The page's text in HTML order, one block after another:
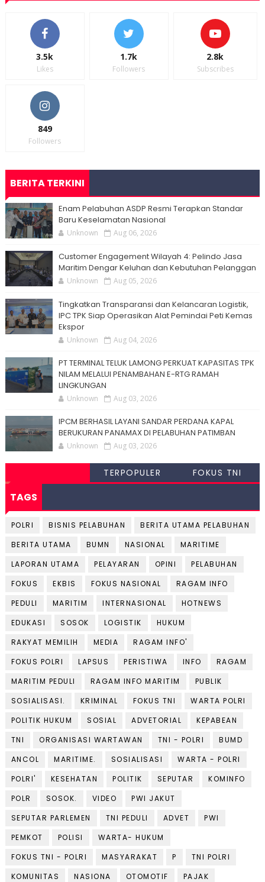
3.5k
Likes
1.7k
Followers
2.8k
Subscribes
849
Followers
BERITA TERKINI
Enam Pelabuhan ASDP Resmi Terapkan Standar
Baru Keselamatan Nasional
Unknown Aug 06, 2026
Customer Engagement Wilayah 4: Pelindo Jasa
Maritim Dengar Keluhan dan Kebutuhan Pelanggan
Unknown Aug 05, 2026
Tingkatkan Transparansi dan Kelancaran Logistik,
IPC TPK Siap Operasikan Alat Pemindai Peti Kemas
Ekspor
Unknown Aug 04, 2026
PT TERMINAL TELUK LAMONG PERKUAT KAPASITAS TPK
NILAM MELALUI PENAMBAHAN E-RTG RAMAH
LINGKUNGAN
Unknown Aug 03, 2026
IPCM BERHASIL LAYANI SANDAR PERDANA KAPAL
BERUKURAN PANAMAX DI PELABUHAN PATIMBAN
Unknown Aug 03, 2026
TERPOPULER FOKUS TNI
TAGS
POLRI BISNIS PELABUHAN
BERITA UTAMA PELABUHAN
BERITA UTAMA
BUMN NASIONAL
MARITIME
LAPORAN UTAMA
PELAYARAN OPINI
PELABUHAN
FOKUS
EKBIS FOKUS NASIONAL
RAGAM INFO
PEDULI
MARITIM INTERNASIONAL
HOTNEWS
EDUKASI
SOSOK LOGISTIK
HUKUM
RAKYAT MEMILIH
MEDIA
RAGAM INFO'
FOKUS POLRI
LAPSUS PERISTIWA INFO
RAGAM
MARITIM PEDULI
RAGAM INFO MARITIM
PUBLIK
SOSIALISASI.
KRIMINAL FOKUS TNI
WARTA POLRI
POLITIK HUKUM
SOSIAL ADVETORIAL
KEPABEAN
TNI
ORGANISASI WARTAWAN TNI - POLRI
BUMD
ANCOL
MARITIME. SOSIALISASI
WARTA - POLRI
POLRI'
KESEHATAN POLITIK SEPUTAR
KOMINFO
POLR
SOSOK. VIDEO
PWI JAKUT
SEPUTAR PARLEMEN
TNI PEDULI ADVET
PWI
PEMKOT
POLISI
WARTA- HUKUM
FOKUS TNI - POLRI
MASYARAKAT P
TNI POLRI
KOMUNITAS
NASIONA OTOMOTIF
PAJAK